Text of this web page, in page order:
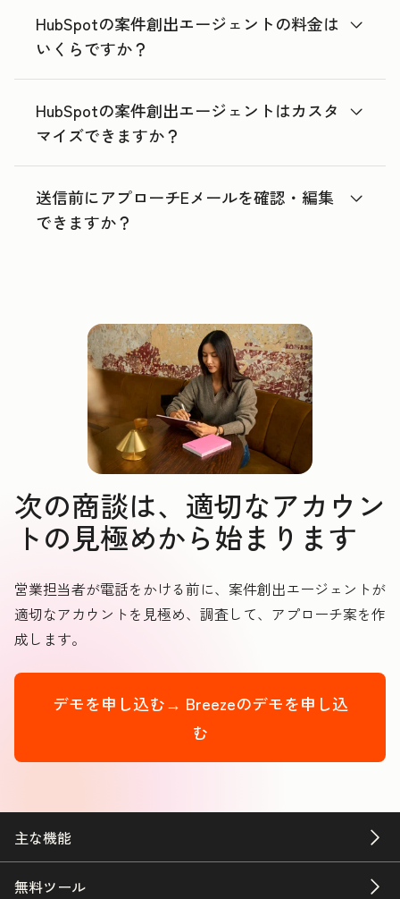
HubSpotの案件創出エージェントの料金は
いくらですか？
HubSpotの案件創出エージェントはカスタ
マイズできますか？
送信前にアプローチEメールを確認・編集
できますか？
次の商談は、適切なアカウン
トの見極めから始まります
営業担当者が電話をかける前に、案件創出エージェントが
適切なアカウントを見極め、調査して、アプローチ案を作
成します。
デモを申し込む→ Breezeのデモを申し込
む
主な機能
無料ツール